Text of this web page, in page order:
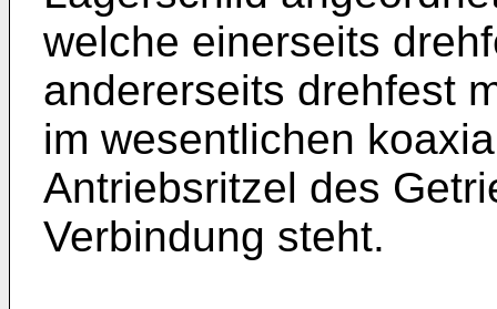
welche einerseits
andererseits drehfest
im wesentlichen
Antriebsritzel des
Verbindung steht.